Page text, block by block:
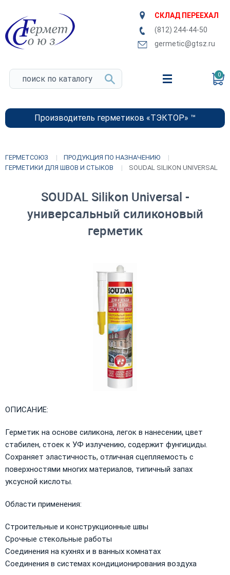
СКЛАД ПЕРЕЕХАЛ
(812) 244-44-50
germetic@gtsz.ru
0
Производитель герметиков «ТЭКТОР» ™
ГЕРМЕТСОЮЗ
ПРОДУКЦИЯ ПО НАЗНАЧЕНИЮ
ГЕРМЕТИКИ ДЛЯ ШВОВ И СТЫКОВ
SOUDAL SILIKON UNIVERSAL
SOUDAL Silikon Universal -
универсальный силиконовый
герметик
ОПИСАНИЕ:
Герметик на основе силикона, легок в нанесении, цвет
стабилен, стоек к УФ излучению, содержит фунгициды.
Сохраняет эластичность, отличная сцепляемость с
поверхностями многих материалов, типичный запах
уксусной кислоты.
Области применения:
Строительные и конструкционные швы
Срочные стекольные работы
Соединения на кухнях и в ванных комнатах
Соединения в системах кондиционирования воздуха